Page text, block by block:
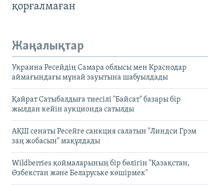
қорғалмаған
Жаңалықтар
Украина Ресейдің Самара облысы мен Краснодар
аймағындағы мұнай зауытына шабуылдады
Қайрат Сатыбалдыға тиесілі "Байсат" базары бір
жылдан кейін аукционда сатылды
АҚШ сенаты Ресейге санкция салатын "Линдси Грэм
заң жобасын" мақұлдады
Wildberries қоймаларының бір бөлігін "Қазақстан,
Өзбекстан және Беларуське көшірмек"